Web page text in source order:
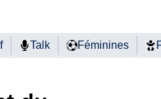
Talk Féminines